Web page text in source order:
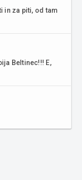
in za piti, od tam
Beltinec!!! E,